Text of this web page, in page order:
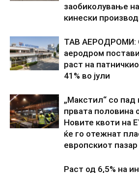
заобиколување
кинески
ТАВ АЕРОДРОМИ:
аеродром
раст на
41% во јули
„Макстил“ со пад
првата половина
Новите квоти на
ќе го отежнат
европскиот пазар
Раст од 6,5% на